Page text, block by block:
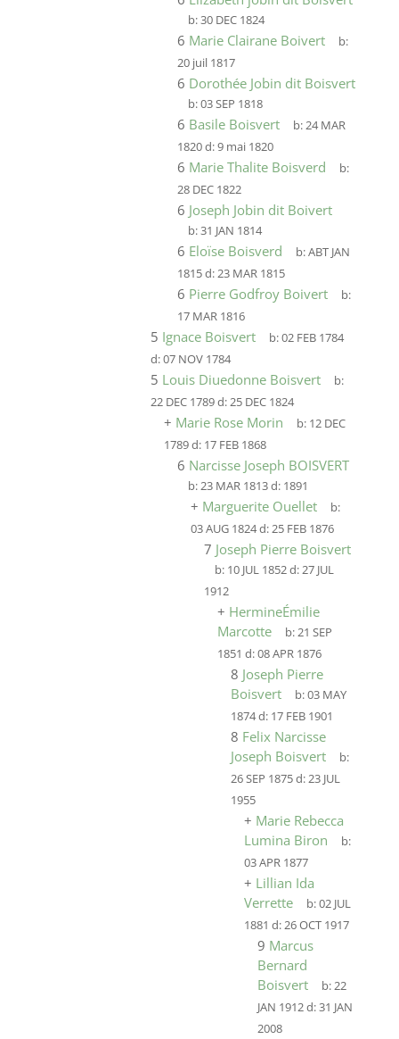
b:30 DEC 1824
6 Marie Clairane Boivert
b:
20 juil 1817
6 Dorothée Jobin dit Boisvert
b:03 SEP 1818
6 Basile Boisvert b:24 MAR
1820d:9 mai 1820
6 Marie Thalite Boisverd
b:
28 DEC 1822
6 Joseph Jobin dit Boivert
b:31 JAN 1814
6 Eloïse Boisverd b:ABT JAN
1815d:23 MAR 1815
6 Pierre Godfroy Boivert
b:
17 MAR 1816
5 Ignace Boisvert b:02 FEB 1784
d:07 NOV 1784
5 Louis Diuedonne Boisvert
b:
22 DEC 1789d:25 DEC 1824
+ Marie Rose Morin b: 12 DEC
1789d: 17 FEB 1868
6 Narcisse Joseph BOISVERT
b:23 MAR 1813d: 1891
+ Marguerite Ouellet
b:
03 AUG 1824d:25 FEB 1876
7 Joseph Pierre Boisvert
b: 10 JUL 1852d:27 JUL
1912
+ HermineÉmilie
Marcotte
b:21 SEP
1851 d:08 APR 1876
8 Joseph Pierre
Boisvert
b:03 MAY
1874d: 17 FEB 1901
8 Felix Narcisse
Joseph Boisvert
b:
26 SEP 1875d:23 JUL
1955
+ Marie Rebecca
Lumina Biron
b:
03 APR 1877
+ Lillian Ida
Verrette
b:02 JUL
1881 d:26 OCT 1917
9 Marcus
Bernard
Boisvert
b:22
JAN 1912d:31 JAN
2008